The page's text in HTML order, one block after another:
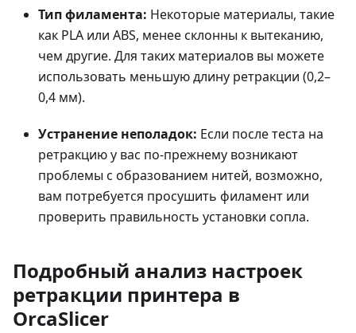
Тип филамента: Некоторые материалы, такие
как PLA или ABS, менее склонны к вытеканию,
чем другие. Для таких материалов вы можете
использовать меньшую длину ретракции (0,2–
0,4 мм).
Устранение неполадок: Если после теста на
ретракцию у вас по-прежнему возникают
проблемы с образованием нитей, возможно,
вам потребуется просушить филамент или
проверить правильность установки сопла.
Подробный анализ настроек
ретракции принтера в
OrcaSlicer